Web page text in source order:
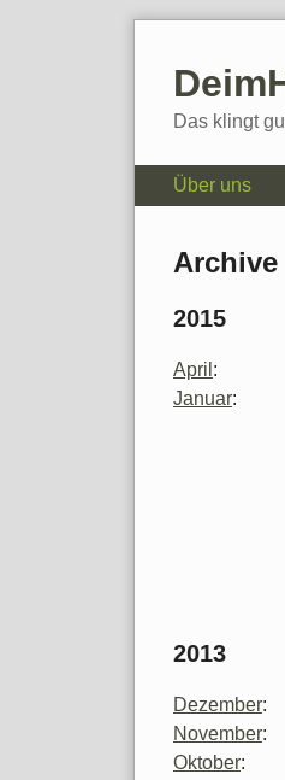
Das klingt
Navigation
Über uns
Archive
2015
April :
Januar:
2013
Dezember:
November:
Oktober: